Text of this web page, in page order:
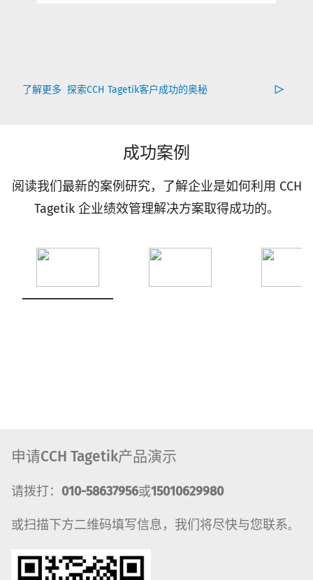
了解更多 探索CCH Tagetik客户成功的奥秘
成功案例
阅读我们最新的案例研究，了解企业是如何利用 CCH
Tagetik 企业绩效管理解决方案取得成功的。
申请CCH Tagetik产品演示
请拨打： 010-58637956或15010629980
或扫描下方二维码填写信息，我们将尽快与您联系。